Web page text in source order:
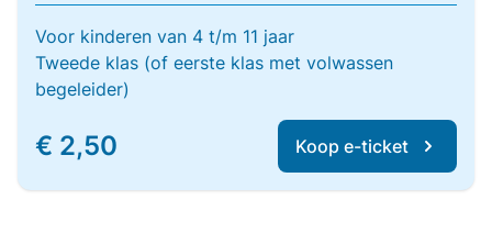
Voor kinderen van 4 t/m 11 jaar
Tweede klas (of eerste klas met volwassen
begeleider)
€ 2,50 Koop e-ticket